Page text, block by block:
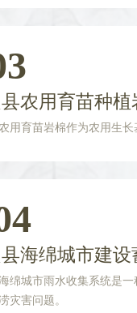
农用育苗种植
用育苗岩棉作为农用生
海绵城市建设
绵城市雨水收集系统是
灾害问题。